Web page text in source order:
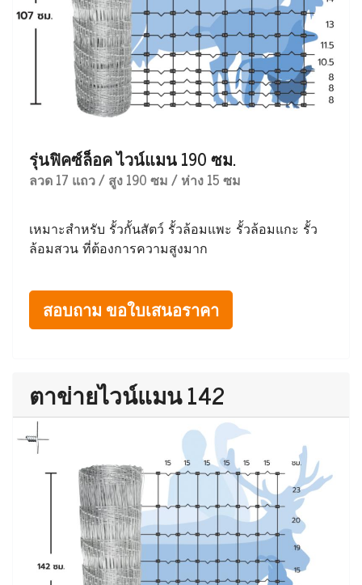
รุ่นฟิคซ์ล็อค ไวน์แมน 190 ซม.
ลวด 17 แถว / สูง 190 ซม / ห่าง 15 ซม
เหมาะสำหรับ รั้วกั้นสัตว์ รั้วล้อมแพะ รั้วล้อมแกะ รั้ว
ล้อมสวน ที่ต้องการความสูงมาก
สอบถาม ขอใบเสนอราคา
ตาข่ายไวน์แมน 142